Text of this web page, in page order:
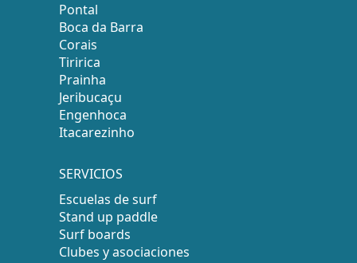
Pontal
Boca da Barra
Corais
Tiririca
Prainha
Jeribucaçu
Engenhoca
Itacarezinho
SERVICIOS
Escuelas de surf
Stand up paddle
Surf boards
Clubes y asociaciones